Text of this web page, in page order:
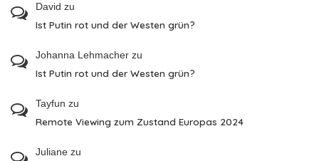
David zu
Ist Putin rot und der Westen grün?
Johanna Lehmacher zu
Ist Putin rot und der Westen grün?
Tayfun zu
Remote Viewing zum Zustand Europas 2024
Juliane zu